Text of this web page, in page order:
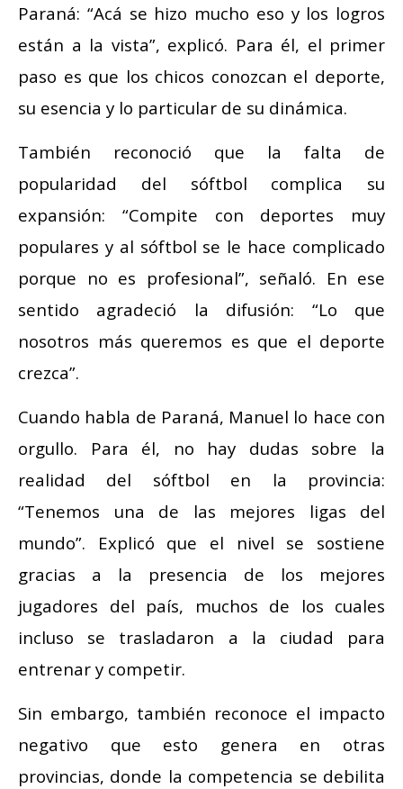
Paraná: “Acá se hizo mucho eso y los logros
están a la vista”, explicó. Para él, el primer
paso es que los chicos conozcan el deporte,
su esencia y lo particular de su dinámica.
También reconoció que la falta de
popularidad del sóftbol complica su
expansión: “Compite con deportes muy
populares y al sóftbol se le hace complicado
porque no es profesional”, señaló. En ese
sentido agradeció la difusión: “Lo que
nosotros más queremos es que el deporte
crezca”.
Cuando habla de Paraná, Manuel lo hace con
orgullo. Para él, no hay dudas sobre la
realidad del sóftbol en la provincia:
“Tenemos una de las mejores ligas del
mundo”. Explicó que el nivel se sostiene
gracias a la presencia de los mejores
jugadores del país, muchos de los cuales
incluso se trasladaron a la ciudad para
entrenar y competir.
Sin embargo, también reconoce el impacto
negativo que esto genera en otras
provincias, donde la competencia se debilita